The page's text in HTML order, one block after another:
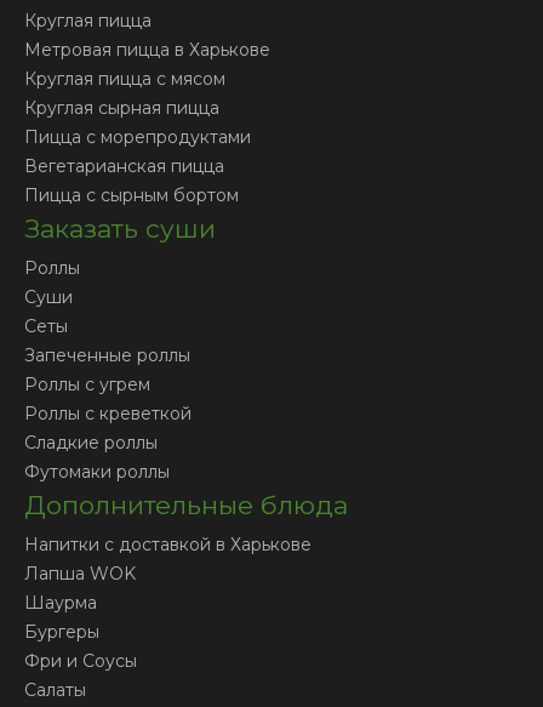
Круглая пицца
Метровая пицца в Харькове
Круглая пицца с мясом
Круглая сырная пицца
Пицца с морепродуктами
Вегетарианская пицца
Пицца с сырным бортом
Заказать суши
Роллы
Суши
Сеты
Запеченные роллы
Роллы с угрем
Роллы с креветкой
Сладкие роллы
Футомаки роллы
Дополнительные блюда
Напитки с доставкой в Харькове
Лапша WOK
Шаурма
Бургеры
Фри и Соусы
Салаты